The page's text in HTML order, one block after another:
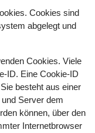
Cookies sind
abgelegt und
Cookies. Viele
ID. Eine Cookie-ID
besteht aus einer
Server dem
können, über den
Internetbrowser